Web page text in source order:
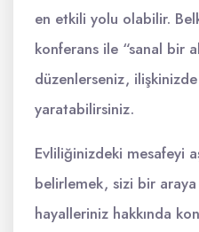
en etkili yolu olabilir.
konferans ile “sanal bir
düzenlerseniz, ilişkinizde
yaratabilirsiniz.
Evliliğinizdeki mesafeyi
belirlemek, sizi bir
hayalleriniz hakkında